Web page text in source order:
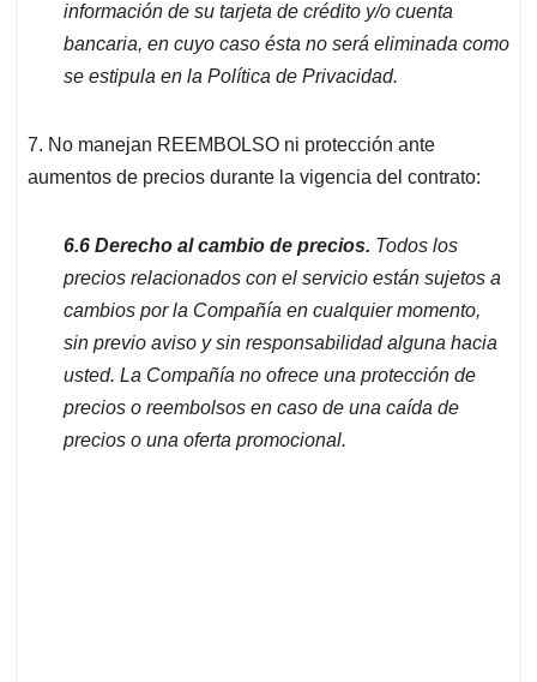
información de su tarjeta de crédito y/o cuenta
bancaria, en cuyo caso ésta no será eliminada como
se estipula en la Política de Privacidad.
7. No manejan REEMBOLSO ni protección ante
aumentos de precios durante la vigencia del contrato:
6.6 Derecho al cambio de precios. Todos los
precios relacionados con el servicio están sujetos a
cambios por la Compañía en cualquier momento,
sin previo aviso y sin responsabilidad alguna hacia
usted. La Compañía no ofrece una protección de
precios o reembolsos en caso de una caída de
precios o una oferta promocional.